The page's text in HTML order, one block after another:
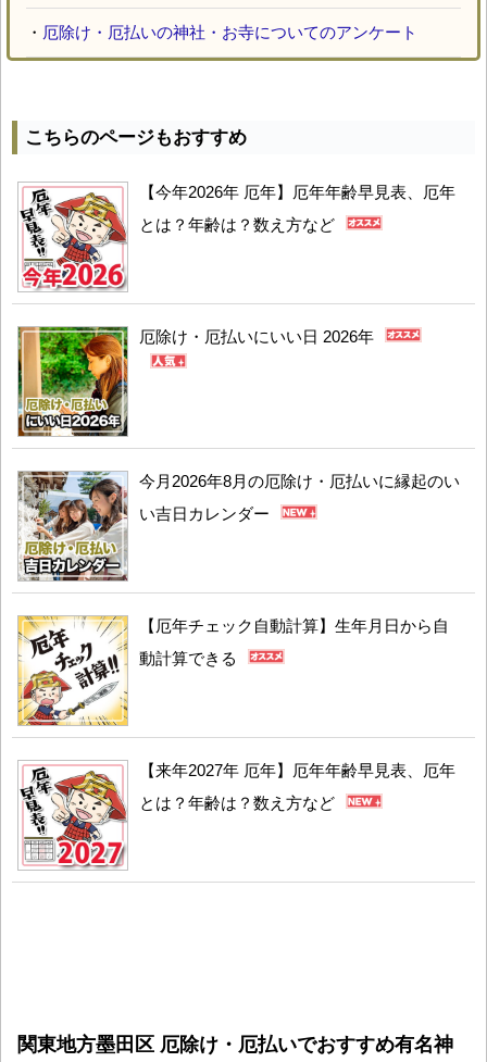
・ 厄除け・厄払いの神社・お寺についてのアンケート
こちらのページもおすすめ
【今年2026年 厄年】厄年年齢早見表、厄年
とは？年齢は？数え方など
厄除け・厄払いにいい日 2026年
今月2026年8月の厄除け・厄払いに縁起のい
い吉日カレンダー
【厄年チェック自動計算】生年月日から自
動計算できる
【来年2027年 厄年】厄年年齢早見表、厄年
とは？年齢は？数え方など
関東地方墨田区 厄除け・厄払いでおすすめ有名神